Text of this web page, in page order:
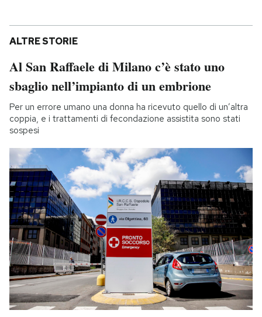
ALTRE STORIE
Al San Raffaele di Milano c’è stato uno
sbaglio nell’impianto di un embrione
Per un errore umano una donna ha ricevuto quello di un’altra
coppia, e i trattamenti di fecondazione assistita sono stati
sospesi